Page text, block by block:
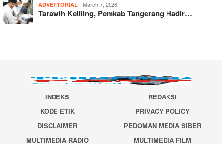
ADVERTORIAL March 7, 2026
Tarawih Keliling, Pemkab Tangerang Hadir…
INDEKS
REDAKSI
KODE ETIK
PRIVACY POLICY
DISCLAIMER
PEDOMAN MEDIA SIBER
MULTIMEDIA RADIO
MULTIMEDIA FILM